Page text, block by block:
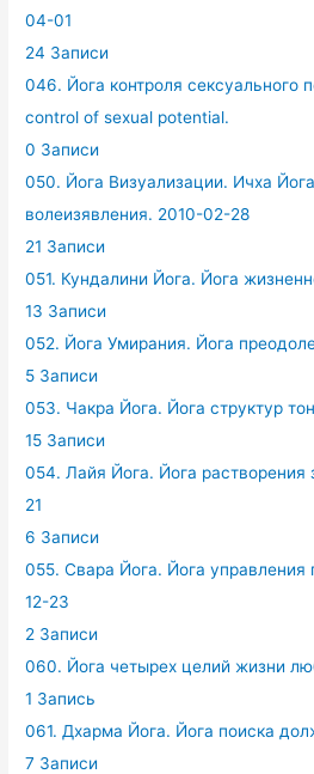
04-01
24 Записи
046. Йога контроля сексуального
control of sexual potential.
0 Записи
050. Йога Визуализации. Ичха
волеизявления. 2010-02-28
21 Записи
051. Кундалини Йога. Йога
13 Записи
052. Йога Умирания. Йога
5 Записи
053. Чакра Йога. Йога структур
15 Записи
054. Лайя Йога. Йога
21
6 Записи
055. Свара Йога. Йога
12-23
2 Записи
060. Йога четырех целий жизни
1 Запись
061. Дхарма Йога. Йога поиска
7 Записи